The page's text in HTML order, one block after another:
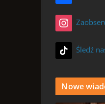
Śledź
Nowe